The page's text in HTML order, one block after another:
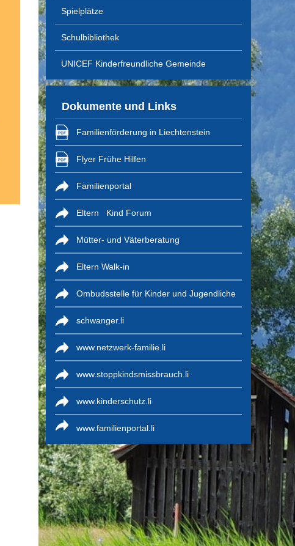
Spielplätze
Schulbibliothek
UNICEF Kinderfreundliche Gemeinde
Dokumente und Links
Familienförderung in Liechtenstein
Flyer Frühe Hilfen
Familienportal
Eltern Kind Forum
Mütter- und Väterberatung
Eltern Walk-in
Ombudsstelle für Kinder und Jugendliche
schwanger.li
www.netzwerk-familie.li
www.stoppkindsmissbrauch.li
www.kinderschutz.li
www.familienportal.li